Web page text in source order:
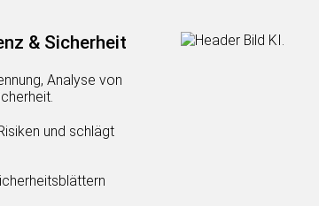
& Sicherheit
Analyse von
und schlägt